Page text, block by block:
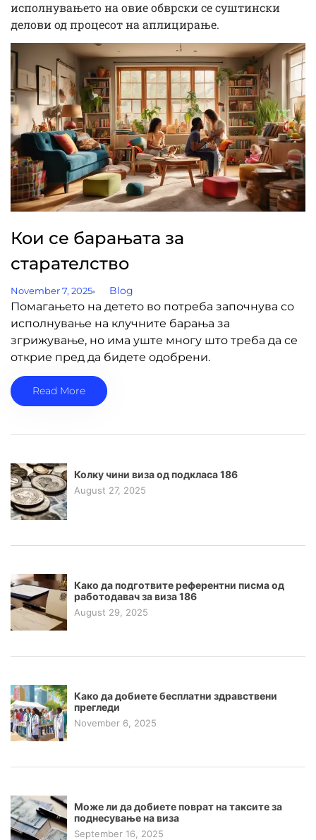
исполнувањето на овие обврски се суштински
делови од процесот на аплицирање.
Кои се барањата за
старателство
November 7, 2025 Blog
Помагањето на детето во потреба започнува со
исполнување на клучните барања за
згрижување, но има уште многу што треба да се
открие пред да бидете одобрени.
Read More
Колку чини виза од подкласа 186
August 27, 2025
Како да подготвите референтни писма од
работодавач за виза 186
August 29, 2025
Како да добиете бесплатни здравствени
прегледи
November 6, 2025
Може ли да добиете поврат на таксите за
поднесување на виза
September 16, 2025